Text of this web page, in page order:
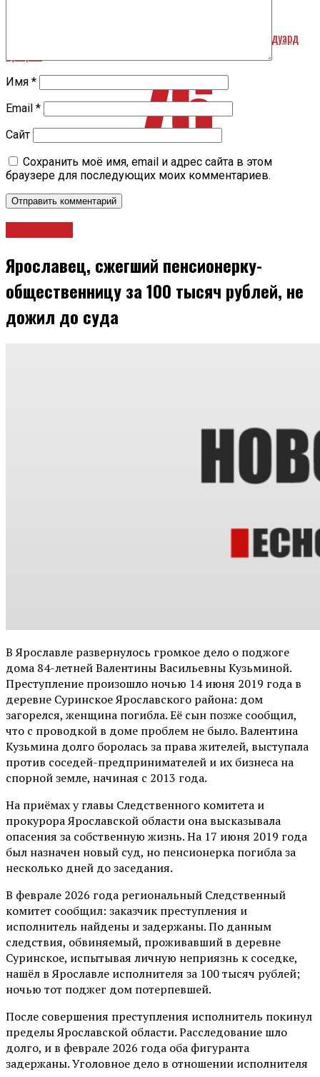
Председателем регионального отделения ДОСААФ стал Эдуард
Имя *
Email *
Сайт
Сохранить моё имя, email и адрес сайта в этом
браузере для последующих моих комментариев.
Ярославец, сжегший пенсионерку-
общественницу за 100 тысяч рублей, не
дожил до суда
В Ярославле развернулось громкое дело о поджоге
дома 84-летней Валентины Васильевны Кузьминой.
Преступление произошло ночью 14 июня 2019 года в
деревне Суринское Ярославского района: дом
загорелся, женщина погибла. Её сын позже сообщил,
что с проводкой в доме проблем не было. Валентина
Кузьмина долго боролась за права жителей, выступала
против соседей-предпринимателей и их бизнеса на
спорной земле, начиная с 2013 года.
На приёмах у главы Следственного комитета и
прокурора Ярославской области она высказывала
опасения за собственную жизнь. На 17 июня 2019 года
был назначен новый суд, но пенсионерка погибла за
несколько дней до заседания.
В феврале 2026 года региональный Следственный
комитет сообщил: заказчик преступления и
исполнитель найдены и задержаны. По данным
следствия, обвиняемый, проживавший в деревне
Суринское, испытывая личную неприязнь к соседке,
нашёл в Ярославле исполнителя за 100 тысяч рублей;
ночью тот поджег дом потерпевшей.
После совершения преступления исполнитель покинул
пределы Ярославской области. Расследование шло
долго, и в феврале 2026 года оба фигуранта
задержаны. Уголовное дело в отношении исполнителя